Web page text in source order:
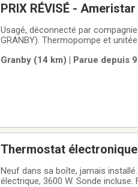
PRIX RÉVISÉ -
Usagé, déconnecté par compagnie professionnelle. Inclus deux unités
GRANBY). Thermopompe
Granby (14 km) | Parue depuis
Thermostat
Neuf dans sa boîte, jamais
électrique, 3600 W. Sonde